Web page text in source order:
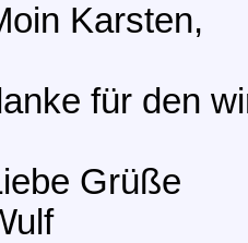
Karsten,
für den
Grüße